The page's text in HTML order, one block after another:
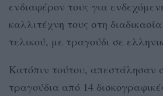
ενδιαφέρον τους για
καλλιτέχνη τους στη
τελικού, με τραγούδι σε
Κατόπιν τούτου, απεστάλησαν
τραγούδια από 14